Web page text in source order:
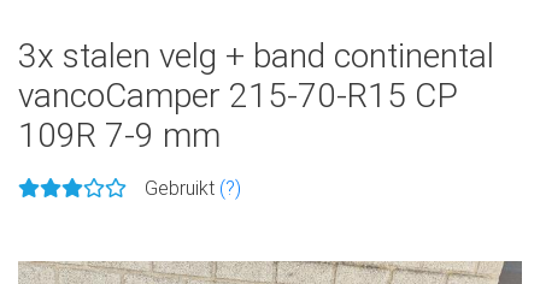
3x stalen velg + band continental
vancoCamper 215-70-R15 CP
109R 7-9 mm
Gebruikt (?)